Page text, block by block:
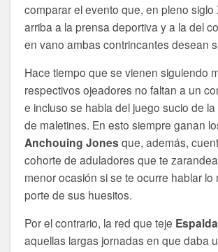
comparar el evento que, en pleno
arriba a la prensa deportiva y a la del
en vano ambas contrincantes desean
Hace tiempo que se vienen siguiendo
respectivos ojeadores no faltan a un
e incluso se habla del juego sucio de
de maletines. En esto siempre ganan
Anchouing Jones que, además,
cohorte de aduladores que te
menor ocasión si se te ocurre hablar
porte de sus huesitos.
Por el contrario, la red que teje
aquellas largas jornadas en que daba